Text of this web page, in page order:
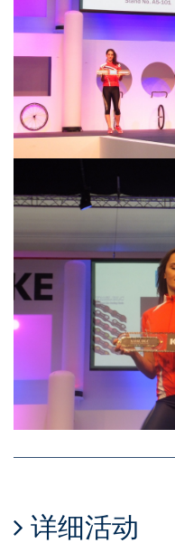
详细活动